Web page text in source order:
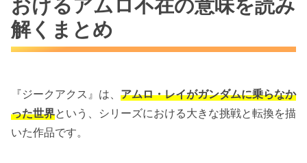
おけるアムロ不在の意味を読み
解くまとめ
『ジークアクス』は、 アムロ・レイがガンダムに乗らなか
った世界という、シリーズにおける大きな挑戦と転換を描
いた作品です。